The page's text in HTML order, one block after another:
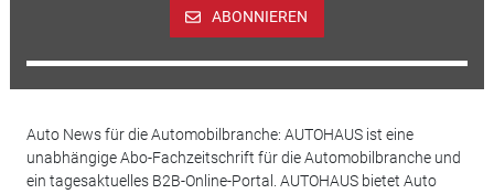
ABONNIEREN
Auto News für die Automobilbranche: AUTOHAUS ist eine
unabhängige Abo-Fachzeitschrift für die Automobilbranche und
ein tagesaktuelles B2B-Online-Portal. AUTOHAUS bietet Auto